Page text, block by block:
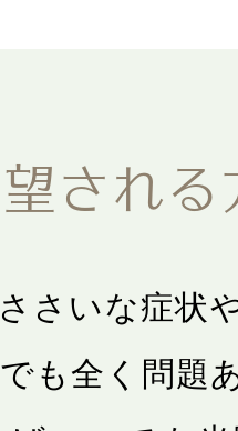
される
さいな症状
も全く問題